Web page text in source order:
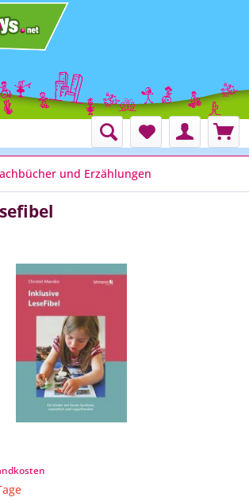
und Erzählungen